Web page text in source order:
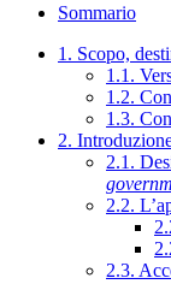
Sommario
1. Scopo,
1.1.
1.2.
1.3.
2.
2.1.
2.2.
2.3.